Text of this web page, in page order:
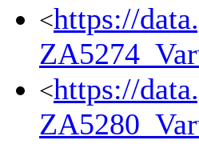
<https://
<https://